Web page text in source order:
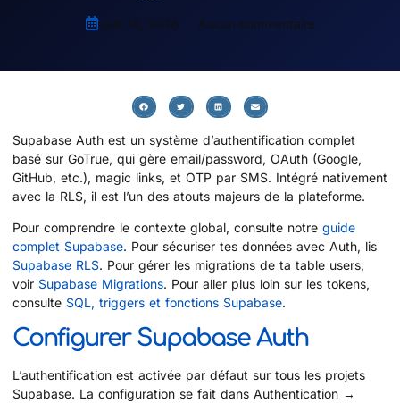
juin 14, 2026 Aucun commentaire
Supabase Auth est un système d’authentification complet
basé sur GoTrue, qui gère email/password, OAuth (Google,
GitHub, etc.), magic links, et OTP par SMS. Intégré nativement
avec la RLS, il est l’un des atouts majeurs de la plateforme.
Pour comprendre le contexte global, consulte notre guide
complet Supabase. Pour sécuriser tes données avec Auth, lis
Supabase RLS. Pour gérer les migrations de ta table users,
voir Supabase Migrations. Pour aller plus loin sur les tokens,
consulte SQL, triggers et fonctions Supabase.
Configurer Supabase Auth
L’authentification est activée par défaut sur tous les projets
Supabase. La configuration se fait dans Authentication →